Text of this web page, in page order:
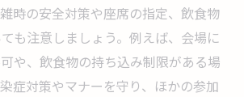
時の安全対策や座席の指定、飲食物
も注意しましょう。例えば、会場に
や、飲食物の持ち込み制限がある場
症対策やマナーを守り、ほかの参加